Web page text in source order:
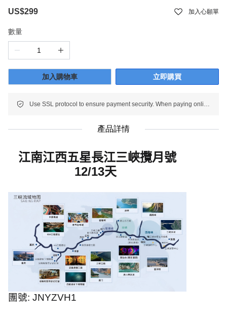
US$299
加入心願單
數量
加入購物車 立即購買
Use SSL protocol to ensure payment security. When paying online, your payment information is protected.
產品詳情
江南江西五星長江三峽攬月號
12/13天
團號: JNYZVH1